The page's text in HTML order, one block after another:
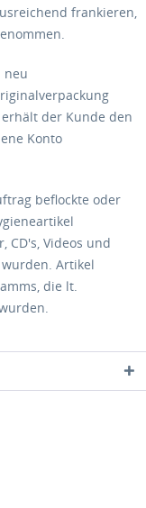
frankieren,
neu
der Kunde den
Konto
beflockte oder
CD's, Videos und
Artikel
die lt.